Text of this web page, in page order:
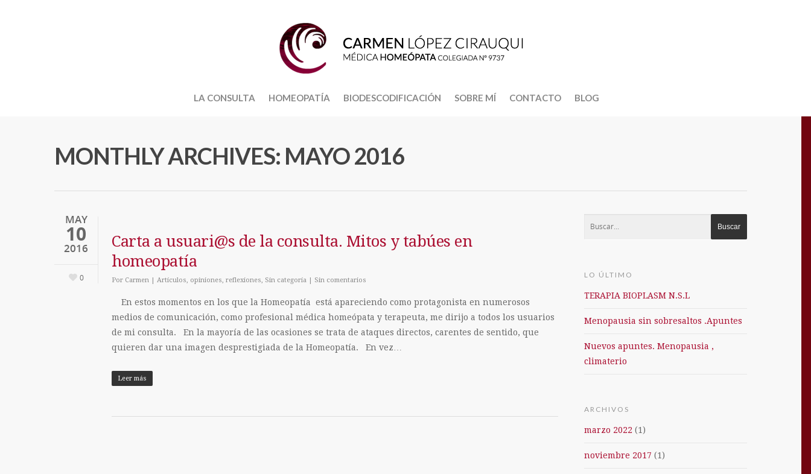
LA CONSULTA HOMEOPATÍA BIODESCODIFICACIÓN SOBRE MÍ CONTACTO BLOG
MONTHLY ARCHIVES: MAYO 2016
MAY
10
2016
0
Carta a usuari@s de la consulta. Mitos y tabúes en
homeopatía
Por Carmen | Artículos, opiniones, reflexiones, Sin categoría | Sin comentarios
En estos momentos en los que la Homeopatía está apareciendo como protagonista en numerosos
medios de comunicación, como profesional médica homeópata y terapeuta, me dirijo a todos los usuarios
de mi consulta. En la mayoría de las ocasiones se trata de ataques directos, carentes de sentido, que
quieren dar una imagen desprestigiada de la Homeopatía. En vez…
Leer más
LO ÚLTIMO
TERAPIA BIOPLASM N.S.L
Menopausia sin sobresaltos .Apuntes
Nuevos apuntes. Menopausia ,
climaterio
ARCHIVOS
marzo 2022 (1)
noviembre 2017 (1)